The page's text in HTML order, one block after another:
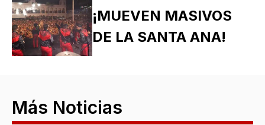
¡MUEVEN MASIVOS
DE LA SANTA ANA!
Más Noticias